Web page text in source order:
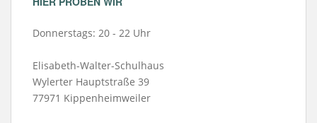
Donnerstags: 20 - 22 Uhr
Elisabeth-Walter-Schulhaus
Wylerter Hauptstraße 39
77971 Kippenheimweiler